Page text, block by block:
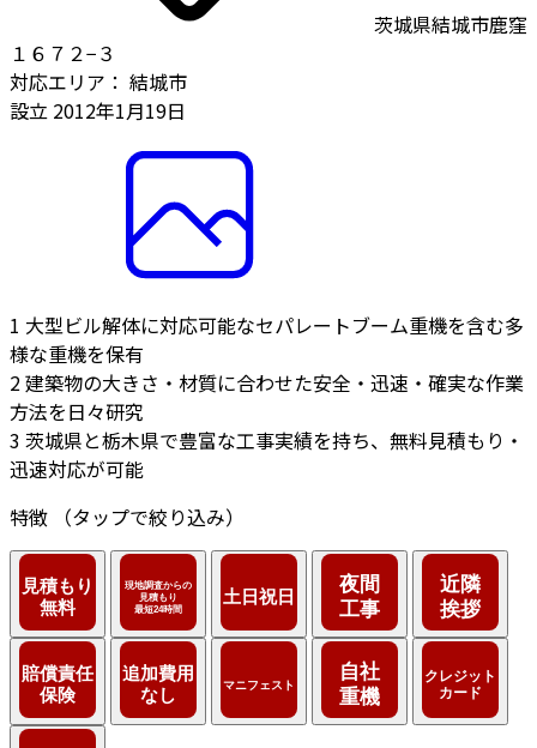
茨城県結城市鹿窪
１６７２−３
対応エリア： 結城市
設立 2012年1月19日
1 大型ビル解体に対応可能なセパレートブーム重機を含む多
様な重機を保有
2建築物の大きさ・材質に合わせた安全・迅速・確実な作業
方法を日々研究
3 茨城県と栃木県で豊富な工事実績を持ち、無料見積もり・
迅速対応が可能
特徴
（タップで絞り込み）